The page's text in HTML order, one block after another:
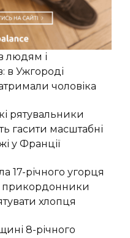
людям і
в Ужгороді
чоловіка
рятувальники
гасити масштабні
у Франції
17-річного угорця
прикордонники
хлопця
8-річного